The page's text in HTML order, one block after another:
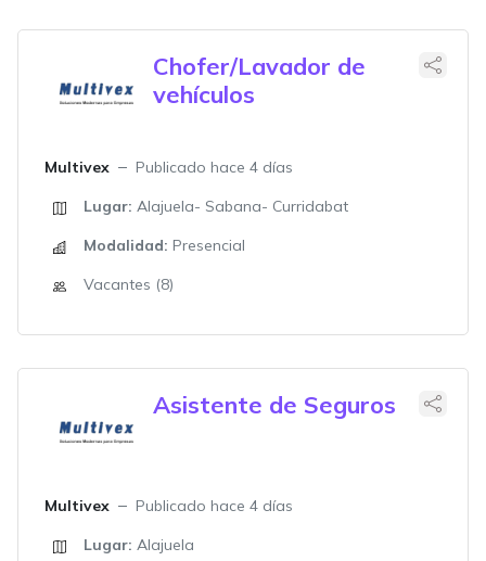
Chofer/Lavador de
vehículos
Multivex
Publicado hace 4 días
Lugar: Alajuela- Sabana- Curridabat
Modalidad: Presencial
Vacantes (8)
Asistente de Seguros
Multivex
Publicado hace 4 días
Lugar: Alajuela